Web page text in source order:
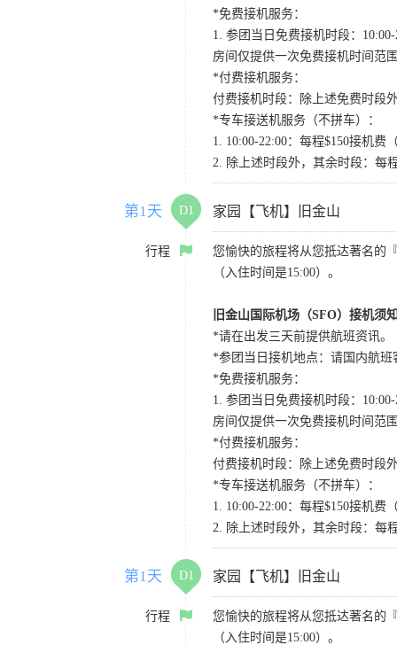
*免费接机服务：
1. 参团当日免费接机时段：
房间仅提供一次免费接机时间范
*付费接机服务：
付费接机时段：除上述免费时段
*专车接送机服务（不拼车）：
1. 10:00-22:00：每程$150接机
2. 除上述时段外，其余时段：每
第1天 D1 家园【飞机】旧金山
行程
您愉快的旅程将从您抵达著名的
（入住时间是15:00）。
旧金山国际机场（SFO）接机须
*请在出发三天前提供航班资讯。
*参团当日接机地点：请国内航班
*免费接机服务：
1. 参团当日免费接机时段：
房间仅提供一次免费接机时间范
*付费接机服务：
付费接机时段：除上述免费时段
*专车接送机服务（不拼车）：
1. 10:00-22:00：每程$150接机
2. 除上述时段外，其余时段：每
第1天 D1 家园【飞机】旧金山
行程
您愉快的旅程将从您抵达著名的
（入住时间是15:00）。